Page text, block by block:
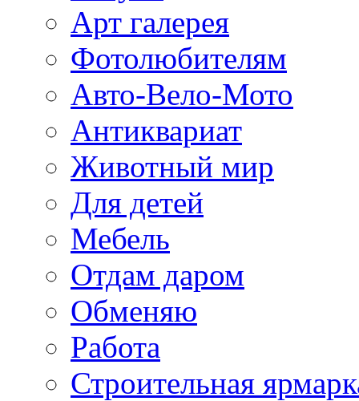
Арт галерея
Фотолюбителям
Авто-Вело-Мото
Антиквариат
Животный мир
Для детей
Мебель
Отдам даром
Обменяю
Работа
Строительная